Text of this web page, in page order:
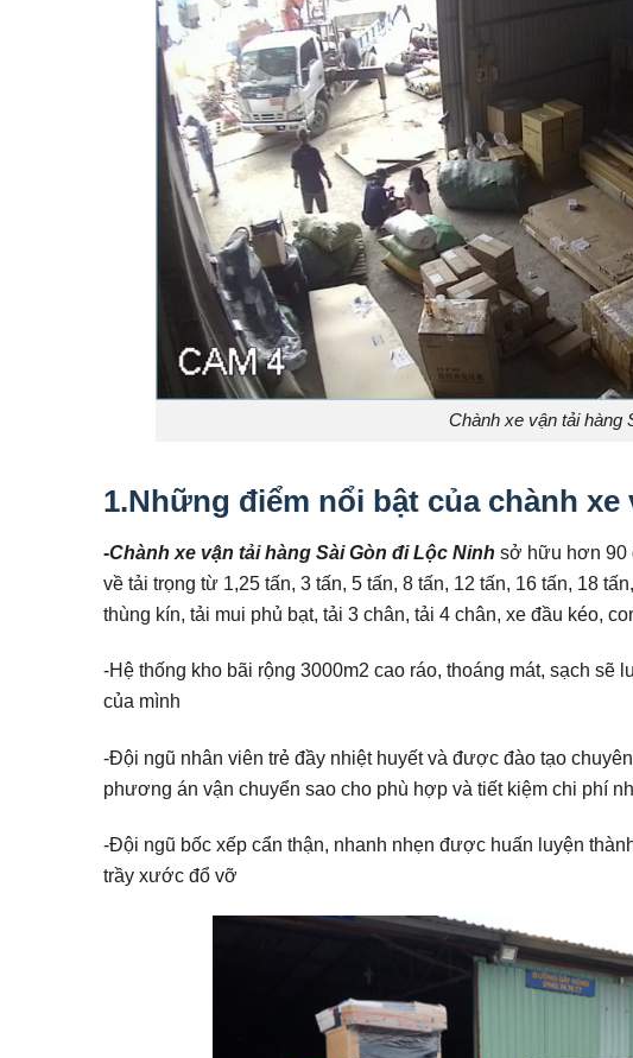
Chành xe vận tải hàng
1.Những điểm nổi bật của chành
-Chành xe vận tải hàng Sài Gòn đi Lộc Ninh sở hữu hơn 90
về tải trọng từ 1,25 tấn, 3 tấn, 5 tấn, 8 tấn, 12 tấn, 16 tấn, 18
thùng kín, tải mui phủ bạt, tải 3 chân, tải 4 chân, xe đầu kéo,
-Hệ thống kho bãi rộng 3000m2 cao ráo, thoáng mát, sạch
của mình
-Đội ngũ nhân viên trẻ đầy nhiệt huyết và được đào tạo
phương án vận chuyển sao cho phù hợp và tiết kiệm chi phí
-Đội ngũ bốc xếp cẩn thận, nhanh nhẹn được huấn luyện
trầy xước đổ vỡ